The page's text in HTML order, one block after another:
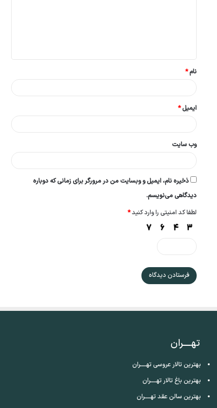
*
نام*
ایمیل*
وب‌ سایت
ذخیره نام، ایمیل و وبسایت من در مرورگر برای زمانی که دوباره
دیدگاهی می‌نویسم.
لطفا کد امنیتی را وارد کنید*
تهــــران
بهترین تالار عروسی تهــــران
بهترین باغ تالار تهــــران
بهترین سالن عقد تهــــران